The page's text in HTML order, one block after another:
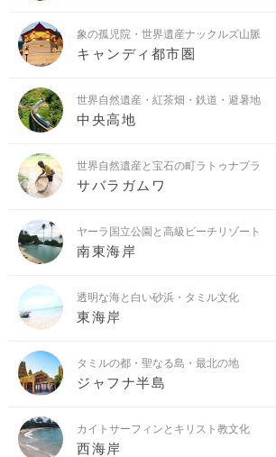
象の孤児院・世界遺産ナックルズ山脈
キャンディ都市圏
世界自然遺産・紅茶畑・鉄道・避暑地
中央高地
世界自然遺産と宝石の町ラトゥナプラ
サバラガムワ
ヤーラ国立公園と高級ビーチリゾート
南東海岸
透明な海と白い砂浜・タミル文化
東海岸
タミルの都・聖なる島・最北の地
ジャフナ半島
カイトサーフィンとキリスト教文化
西海岸